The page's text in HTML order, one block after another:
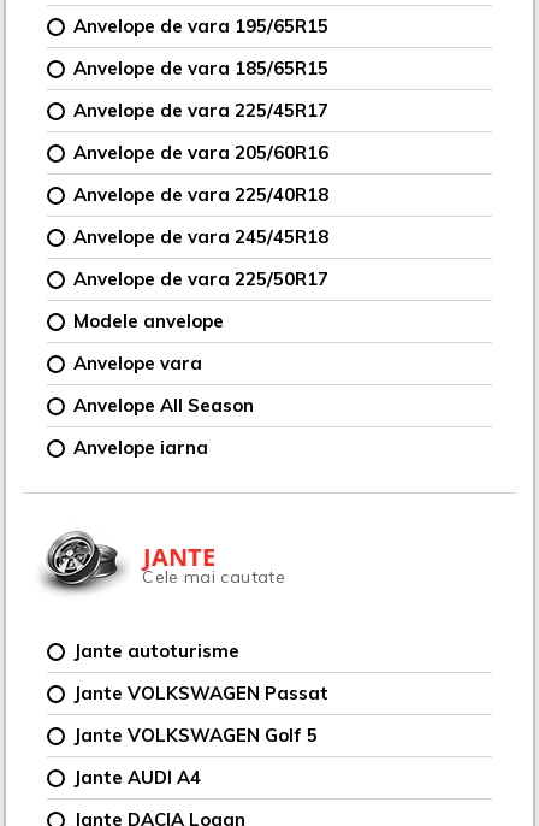
Anvelope de vara 195/65R15
Anvelope de vara 185/65R15
Anvelope de vara 225/45R17
Anvelope de vara 205/60R16
Anvelope de vara 225/40R18
Anvelope de vara 245/45R18
Anvelope de vara 225/50R17
Modele anvelope
Anvelope vara
Anvelope All Season
Anvelope iarna
JANTE
Cele mai cautate
Jante autoturisme
Jante VOLKSWAGEN Passat
Jante VOLKSWAGEN Golf 5
Jante AUDI A4
Jante DACIA Logan